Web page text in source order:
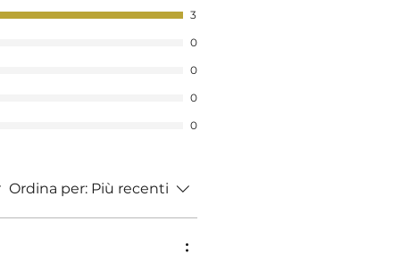
3
0
0
0
0
Ordina per: Più recenti